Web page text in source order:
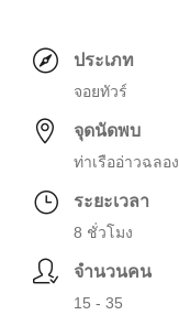
ประเภท
จอยทัวร์
จุดนัดพบ
ท่าเรืออ่าวฉลอง
ระยะเวลา
8 ชั่วโมง
จำนวนคน
15 - 35